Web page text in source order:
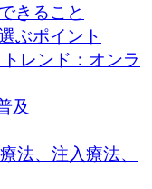
きること
ぶポイント
レンド：オンラ
及
法、注入療法、